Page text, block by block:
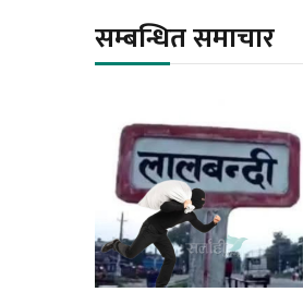
सम्बन्धित समाचार